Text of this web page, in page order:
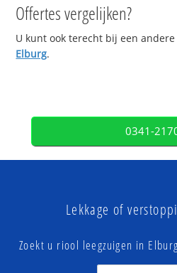
Offertes vergelijken?
U kunt ook terecht bij een
Elburg.
0341-
Lekkage of
Zoekt u riool leegzuigen in